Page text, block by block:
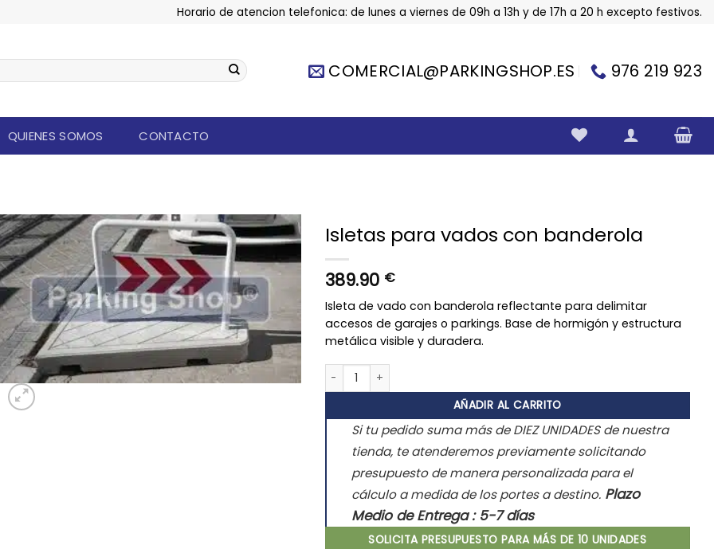
Horario de atencion telefonica: de lunes a viernes de 09h a 13h y de 17h a 20 h excepto festivos.
COMERCIAL@PARKINGSHOP.ES 976 219 923
QUIENES SOMOS CONTACTO
Añadir
a la
lista de
deseos
Isletas para vados con banderola
389.90 €
Isleta de vado con banderola reflectante para delimitar
accesos de garajes o parkings. Base de hormigón y estructura
metálica visible y duradera.
Isletas para vados con banderola cantidad
AÑADIR AL CARRITO
Si tu pedido suma más de DIEZ UNIDADES de nuestra
tienda, te atenderemos previamente solicitando
presupuesto de manera personalizada para el
cálculo a medida de los portes a destino. Plazo
Medio de Entrega : 5-7 días
SOLICITA PRESUPUESTO PARA MÁS DE 10 UNIDADES